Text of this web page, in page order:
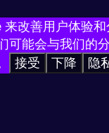
改善用户体验
可能会与我们的
接受 下降 隐